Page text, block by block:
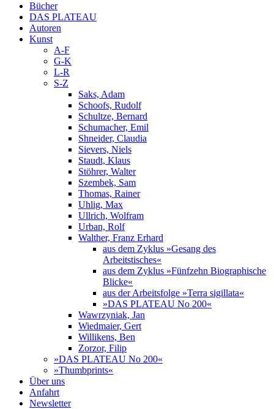
Bücher
DAS PLATEAU
Autoren
Kunst
A-F
G-K
L-R
S-Z
Saks, Adam
Schoofs, Rudolf
Schultze, Bernard
Schumacher, Emil
Shneider, Claudia
Sievers, Niels
Staudt, Klaus
Stöhrer, Walter
Szembek, Sam
Thomas, Rainer
Uhlig, Max
Ullrich, Wolfram
Urban, Rolf
Walther, Franz Erhard
aus dem Zyklus »Gesang des
Arbeitstisches«
aus dem Zyklus »Fünfzehn Biographische
Blicke«
aus der Arbeitsfolge »Terra sigillata«
»DAS PLATEAU No 200«
Wawrzyniak, Jan
Wiedmaier, Gert
Willikens, Ben
Zorzor, Filip
»DAS PLATEAU No 200«
»Thumbprints«
Über uns
Anfahrt
Newsletter